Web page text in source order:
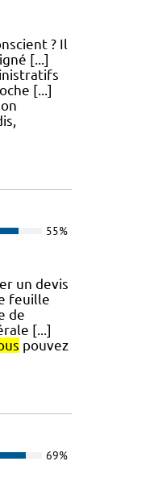
? Il
[...]
[...]
55%
un devis
feuille
de
[...]
pouvez
69%